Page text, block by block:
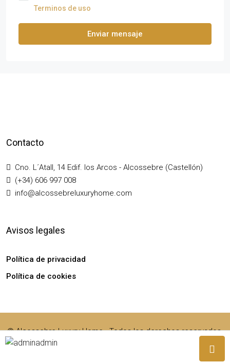
Terminos de uso
Enviar mensaje
admin
Contacto
Cno. L´Atall, 14 Edif. los Arcos - Alcossebre (Castellón)
(+34) 606 997 008
info@alcossebreluxuryhome.com
Avisos legales
Política de privacidad
Política de cookies
© Alcossebre Luxury Home - Todos los derechos reservados.